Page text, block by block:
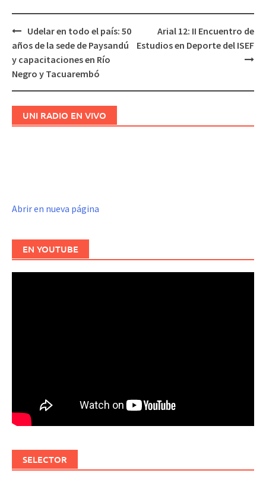
Navegación
de
entradas
Udelar en todo el país: 50
años de la sede de Paysandú
y capacitaciones en Río
Negro y Tacuarembó
Arial 12: II Encuentro de
Estudios en Deporte del ISEF
UNI RADIO EN VIVO
Abrir en nueva página
EN YOUTUBE
SELECTOR